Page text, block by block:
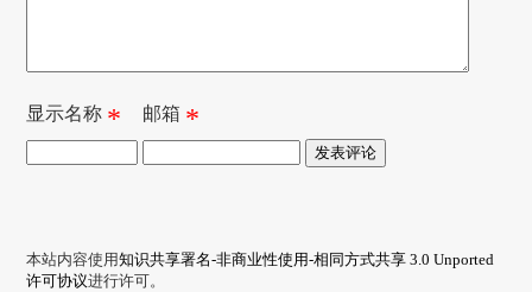
显示名称 * 邮箱 *
本站内容使用知识共享署名-非商业性使用-相同方式共享 3.0 Unported
许可协议进行许可。